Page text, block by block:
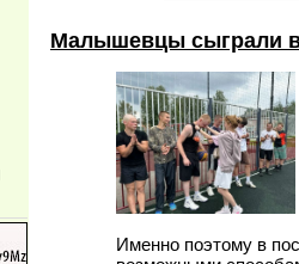
Малышевцы сыграли
Именно поэтому в